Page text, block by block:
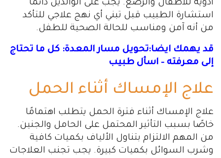
أدوية للأطفال والرضع. يجب على الوالدين دائمًا
استشارة الطبيب قبل تبني أي نهج علاجي للتأكد
من أنه آمن ومناسب للحالة الصحية للطفل.
قد يهمك ايضا:تحويل مسار المعدة: كل ما تحتاج
إلى معرفته – اسأل طبيب
علاج الإمساك أثناء الحمل
علاج الإمساك أثناء فترة الحمل يتطلب اهتمامًا
خاصًا بسبب التأثير المحتمل على الحامل والجنين.
من المهم الالتزام بتناول الألياف بكميات كافية
وشرب السوائل بكميات كبيرة. يجب تجنب العلاجات